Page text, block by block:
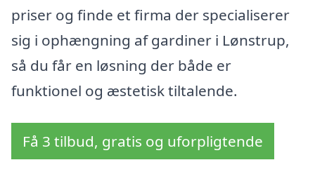
priser og finde et firma der specialiserer
sig i ophængning af gardiner i Lønstrup,
så du får en løsning der både er
funktionel og æstetisk tiltalende.
Få 3 tilbud, gratis og uforpligtende